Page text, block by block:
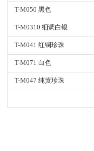
T-M050 黑色
T-M0310 细调白银
T-M041 红铜珍珠
T-M071 白色
T-M047 纯黄珍珠